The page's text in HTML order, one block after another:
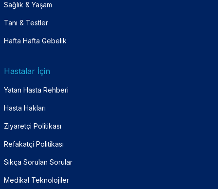
Sağlık & Yaşam
Tanı & Testler
Hafta Hafta Gebelik
Hastalar İçin
Yatan Hasta Rehberi
Hasta Hakları
Ziyaretçi Politikası
Refakatçi Politikası
Sıkça Sorulan Sorular
Medikal Teknolojiler